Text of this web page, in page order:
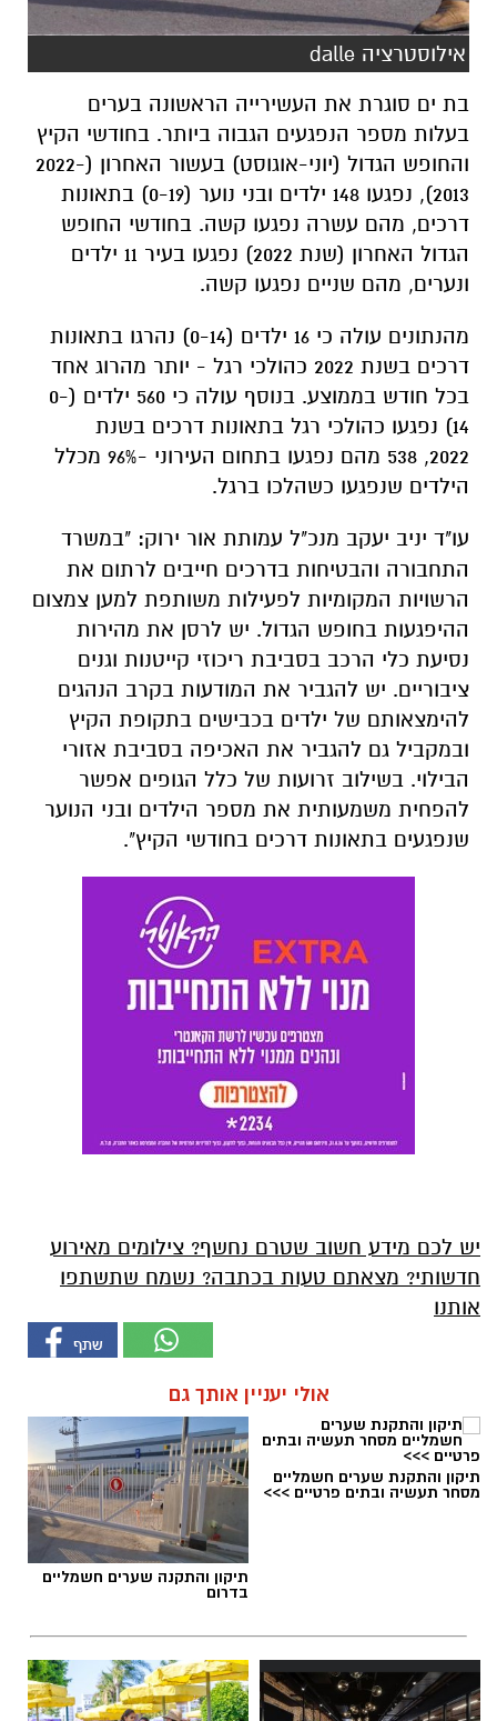
אילוסטרציה dalle
בת ים סוגרת את העשירייה הראשונה בערים
בעלות מספר הנפגעים הגבוה ביותר. בחודשי הקיץ
והחופש הגדול (יוני-אוגוסט) בעשור האחרון (2022-
2013),
נפגעו 148 ילדים ובני נוער (0-19) בתאונות
דרכים, מהם עשרה נפגעו קשה. בחודשי החופש
הגדול האחרון (שנת 2022) נפגעו בעיר 11 ילדים
ונערים, מהם שניים נפגעו קשה.
מהנתונים עולה כי
16 ילדים (0-14) נהרגו בתאונות
דרכים בשנת 2022 כהולכי רגל - יותר מהרוג אחד
בכל חודש בממוצע. בנוסף עולה כי 560 ילדים (0-
14) נפגעו כהולכי רגל בתאונות דרכים בשנת
2022, 538 מהם נפגעו בתחום העירוני -96% מכלל
הילדים שנפגעו כשהלכו ברגל.
עו"ד יניב יעקב מנכ"ל עמותת אור ירוק: "במשרד
התחבורה והבטיחות בדרכים חייבים לרתום את
הרשויות המקומיות לפעילות משותפת למען צמצום
ההיפגעות בחופש הגדול. יש לרסן את מהירות
נסיעת כלי הרכב בסביבת ריכוזי קייטנות וגנים
ציבוריים. יש להגביר את המודעות בקרב הנהגים
להימצאותם של ילדים בכבישים בתקופת הקיץ
ובמקביל גם להגביר את האכיפה בסביבת אזורי
הבילוי. בשילוב זרועות של כלל הגופים אפשר
להפחית משמעותית את מספר הילדים ובני הנוער
שנפגעים בתאונות דרכים בחודשי הקיץ".
יש לכם מידע חשוב שטרם נחשף? צילומים מאירוע
חדשותי? מצאתם טעות בכתבה? נשמח שתשתפו
אותנו
אולי יעניין אותך גם
תיקון והתקנת שערים חשמליים
מסחר תעשיה ובתים פרטיים >>>
תיקון והתקנה שערים חשמליים
בדרום